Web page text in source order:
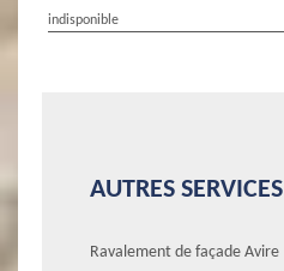
indisponible
AUTRES SERVICES
Ravalement de façade Avire